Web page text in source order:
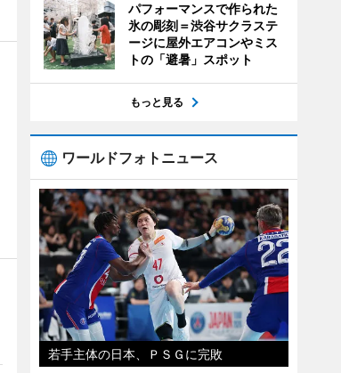
パフォーマンスで作られた
氷の彫刻＝渋谷サクラステ
ージに屋外エアコンやミス
トの「避暑」スポット
もっと見る
ワールドフォトニュース
若手主体の日本、ＰＳＧに完敗